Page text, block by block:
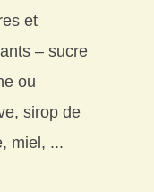
et
– sucre
ou
sirop de
miel, ...